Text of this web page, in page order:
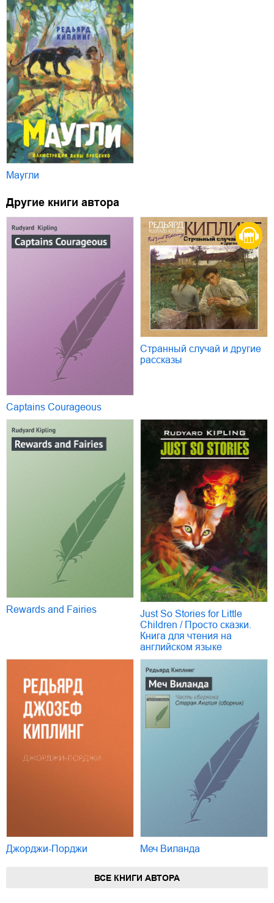
Маугли
Другие книги автора
Captains Courageous
Странный случай и другие
рассказы
Rewards and Fairies
Just So Stories for Little
Children / Просто сказки.
Книга для чтения на
английском языке
Джорджи-Порджи Меч Виланда
ВСЕ КНИГИ АВТОРА